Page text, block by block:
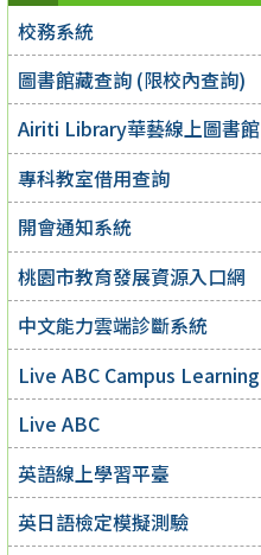
校務系統
圖書館藏查詢 (限校內查詢)
Airiti Library華藝線上圖書館
專科教室借用查詢
開會通知系統
桃園市教育發展資源入口網
中文能力雲端診斷系統
Live ABC Campus Learning
Live ABC
英語線上學習平臺
英日語檢定模擬測驗